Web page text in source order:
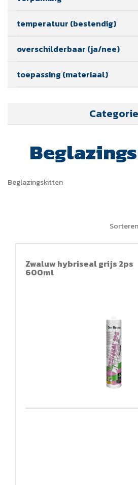
temperatuur (bestendig)
overschilderbaar (ja/nee)
toepassing (materiaal)
Categorie
Beglazingskitten
Zwaluw hybriseal grijs 2ps
600ml